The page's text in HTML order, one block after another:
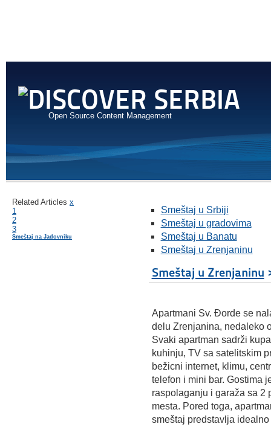
Open Source Content Management
Related Articles x
1
2
3
Smeštaj na Jadovniku
Smeštaj u Srbiji
Smeštaj u gradovima
Smeštaj u Banatu
Smeštaj u Zrenjaninu
Smeštaj u Zrenjaninu
Apartmani Sv. Ðorde se
delu Zrenjanina, nedaleko
Svaki apartman sadrži
kuhinju, TV sa satelitskim
bežicni internet, klimu,
telefon i mini bar. Gostima
raspolaganju i garaža sa 2
mesta. Pored toga,
smeštaj predstavlja